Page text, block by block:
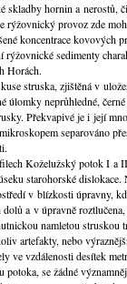
skladby hornin a nerostů,
rýžovnický provoz zde
koncentrace kovových
sedimenty
Horách.
struska, zjištěná v
neprůhledné, černé
Překvapivé je i její
separováno
Koželužský potok I a
starohorské dislokace.
v blízkosti úpravny,
a v úpravně
namletou struskou
artefakty, nebo
ve vzdálenosti desítek
se žádné